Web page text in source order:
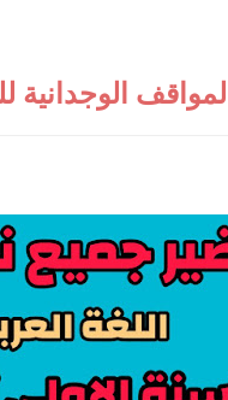
الوجدانية